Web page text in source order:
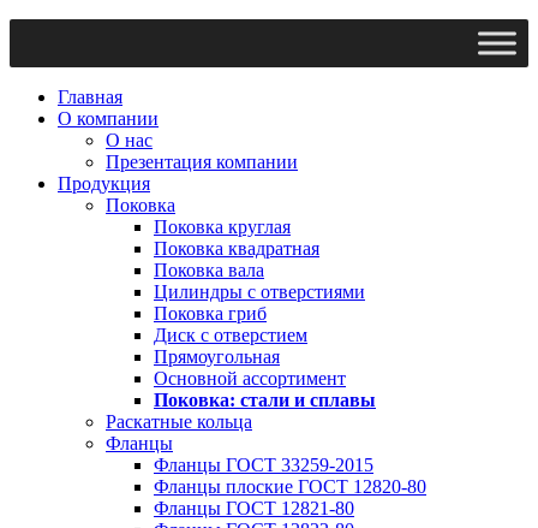
Главная
О компании
О нас
Презентация компании
Продукция
Поковка
Поковка круглая
Поковка квадратная
Поковка вала
Цилиндры с отверстиями
Поковка гриб
Диск с отверстием
Прямоугольная
Основной ассортимент
Поковка: cтали и сплавы
Раскатные кольца
Фланцы
Фланцы ГОСТ 33259-2015
Фланцы плоские ГОСТ 12820-80
Фланцы ГОСТ 12821-80